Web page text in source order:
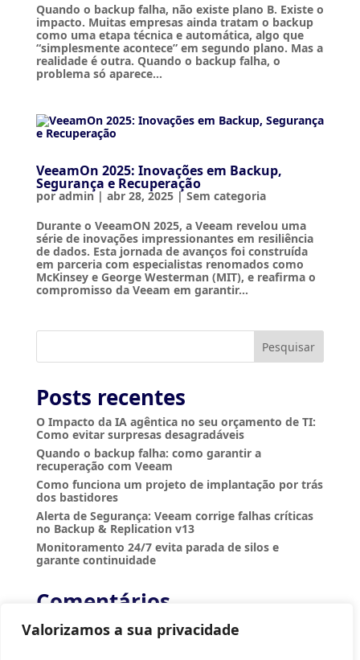
Valorizamos a sua privacidade
Quando o backup falha, não existe plano B. Existe o
impacto. Muitas empresas ainda tratam o backup
como uma etapa técnica e automática, algo que
“simplesmente acontece” em segundo plano. Mas a
realidade é outra. Quando o backup falha, o
problema só aparece...
VeeamOn 2025: Inovações em Backup,
Segurança e Recuperação
poradmin| abr 28, 2025|Sem categoria
Durante o VeeamON 2025, a Veeam revelou uma
série de inovações impressionantes em resiliência
de dados. Esta jornada de avanços foi construída
em parceria com especialistas renomados como
McKinsey e George Westerman (MIT), e reafirma o
compromisso da Veeam em garantir...
Pesquisar
Posts recentes
O Impacto da IA agêntica no seu orçamento de TI:
Como evitar surpresas desagradáveis
Quando o backup falha: como garantir a
recuperação com Veeam
Como funciona um projeto de implantação por trás
dos bastidores
Alerta de Segurança: Veeam corrige falhas críticas
no Backup & Replication v13
Monitoramento 24/7 evita parada de silos e
garante continuidade
Comentários
Nenhum comentário para mostrar.